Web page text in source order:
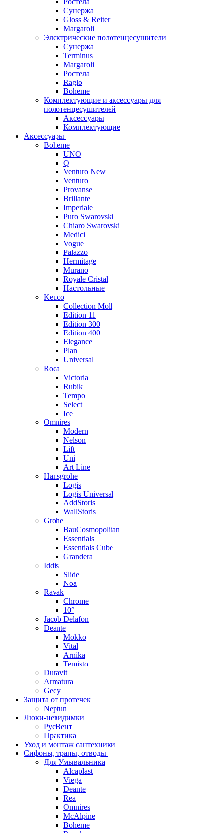
Ростела
Сунержа
Gloss & Reiter
Margaroli
Электрические полотенцесушители
Сунержа
Terminus
Margaroli
Ростела
Raglo
Boheme
Комплектующие и аксессуары для
полотенцесушителей
Аксессуары
Комплектующие
Аксессуары
Boheme
UNO
Q
Venturo New
Venturo
Provanse
Brillante
Imperiale
Puro Swarovski
Chiaro Swarovski
Medici
Vogue
Palazzo
Hermitage
Murano
Royale Cristal
Настольные
Keuco
Collection Moll
Edition 11
Edition 300
Edition 400
Elegance
Plan
Universal
Roca
Victoria
Rubik
Tempo
Select
Ice
Omnires
Modern
Nelson
Lift
Uni
Art Line
Hansgrohe
Logis
Logis Universal
AddStoris
WallStoris
Grohe
BauCosmopolitan
Essentials
Essentials Cube
Grandera
Iddis
Slide
Noa
Ravak
Chrome
10°
Jacob Delafon
Deante
Mokko
Vital
Arnika
Temisto
Duravit
Armatura
Gedy
Защита от протечек
Neptun
Люки-невидимки
РусВент
Практика
Уход и монтаж сантехники
Сифоны, трапы, отводы
Для Умывальника
Alcaplast
Viega
Deante
Rea
Omnires
McAlpine
Boheme